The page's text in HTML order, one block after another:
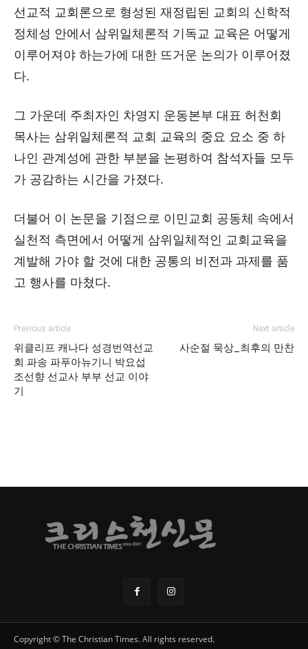
선교적 교회론으로 형성된 재정립된 교회의 신학적
정체성 안에서 삼위일체론적 기독교 교육은 어떻게
이루어져야 하는가에 대한 뜨거운 논의가 이루어졌
다.
그 가운데 주최자인 차영지 운동본부 대표 허천회
목사는 삼위일체론적 교회 교육의 중요 요소 중 하
나인 관계성에 관한 부분을 논평하여 참석자들 모두
가 공감하는 시간을 가졌다.
더불어 이 논문을 기점으로 이민교회 공동체 속에서
실천적 측면에서 어떻게 삼위일체적인 교회교육을
계발해 가야 할 것에 대한 공통의 비전과 과제를 품
고 행사를 마쳤다.
Previous article
위클리프 캐나다 성경번역선교
회 파송 파푸아뉴기니 박요섭
조선향 선교사 부부 선교 이야
기
Next article
사순절 묵상_최후의 만찬
Copyright © The Christian Times. All rights reserved.